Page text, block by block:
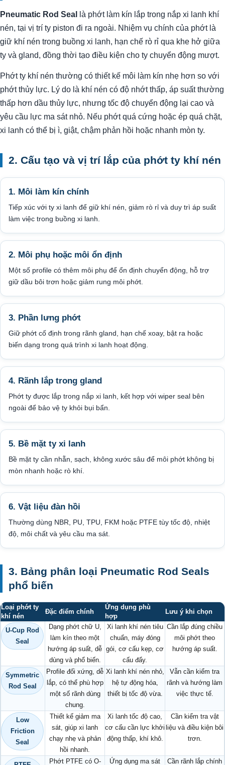
Pneumatic Rod Seal
là phớt làm kín lắp trong nắp xi lanh khí
nén, tại vị trí ty piston đi ra ngoài. Nhiệm vụ chính của phớt là
giữ khí nén trong buồng xi lanh, hạn chế rò rỉ qua khe hở giữa
ty và gland, đồng thời tạo điều kiện cho ty chuyển động mượt.
Phớt ty khí nén thường có thiết kế môi làm kín nhẹ hơn so với
phớt thủy lực. Lý do là khí nén có độ nhớt thấp, áp suất thường
thấp hơn dầu thủy lực, nhưng tốc độ chuyển động lại cao và
yêu cầu lực ma sát nhỏ. Nếu phớt quá cứng hoặc ép quá chặt,
xi lanh có thể bị ì, giật, chậm phản hồi hoặc nhanh mòn ty.
2. Cấu tạo và vị trí lắp của phớt ty khí nén
1. Môi làm kín chính
Tiếp xúc với ty xi lanh để giữ khí nén, giảm rò rỉ và duy trì áp suất
làm việc trong buồng xi lanh.
2. Môi phụ hoặc môi ổn định
Một số profile có thêm môi phụ để ổn định chuyển động, hỗ trợ
giữ dầu bôi trơn hoặc giảm rung môi phớt.
3. Phần lưng phớt
Giữ phớt cố định trong rãnh gland, hạn chế xoay, bật ra hoặc
biến dạng trong quá trình xi lanh hoạt động.
4. Rãnh lắp trong gland
Phớt ty được lắp trong nắp xi lanh, kết hợp với wiper seal bên
ngoài để bảo vệ ty khỏi bụi bẩn.
5. Bề mặt ty xi lanh
Bề mặt ty cần nhẵn, sạch, không xước sâu để môi phớt không bị
mòn nhanh hoặc rò khí.
6. Vật liệu đàn hồi
Thường dùng NBR, PU, TPU, FKM hoặc PTFE tùy tốc độ, nhiệt
độ, môi chất và yêu cầu ma sát.
3. Bảng phân loại Pneumatic Rod Seals
phổ biến
Loại phớt ty
khí nén
Đặc điểm chính
Ứng dụng phù
hợp
Lưu ý khi chọn
U-Cup Rod
Seal
Dạng phớt chữ U,
làm kín theo một
hướng áp suất, dễ
dùng và phổ biến.
Xi lanh khí nén tiêu
chuẩn, máy đóng
gói, cơ cấu kẹp, cơ
cấu đẩy.
Cần lắp đúng chiều
môi phớt theo
hướng áp suất.
Symmetric
Rod Seal
Profile đối xứng, dễ
lắp, có thể phù hợp
một số rãnh dùng
chung.
Xi lanh khí nén nhỏ,
hệ tự động hóa,
thiết bị tốc độ vừa.
Vẫn cần kiểm tra
rãnh và hướng làm
việc thực tế.
Low
Friction
Seal
Thiết kế giảm ma
sát, giúp xi lanh
chạy nhẹ và phản
hồi nhanh.
Xi lanh tốc độ cao,
cơ cấu cần lực khởi
động thấp, khí khô.
Cần kiểm tra vật
liệu và điều kiện bôi
trơn.
Phớt PTFE có O- Ứng dụng ma sát Cần rãnh lắp chính